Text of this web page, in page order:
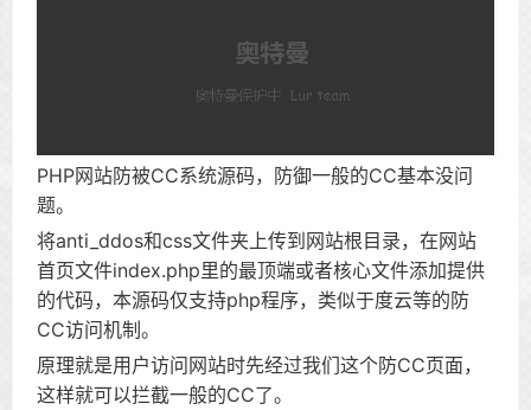
PHP网站防被CC系统源码，防御一般的CC基本没问
题。
将anti_ddos和css文件夹上传到网站根目录，在网站
首页文件index.php里的最顶端或者核心文件添加提供
的代码，本源码仅支持php程序，类似于度云等的防
CC访问机制。
原理就是用户访问网站时先经过我们这个防CC页面，
这样就可以拦截一般的CC了。